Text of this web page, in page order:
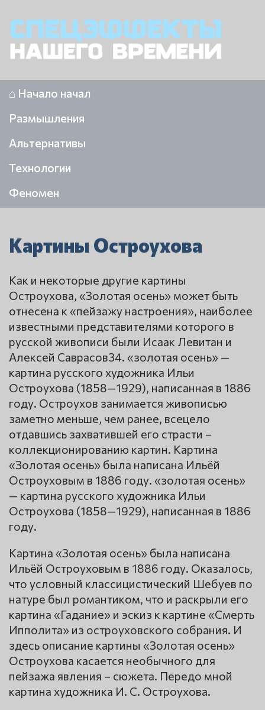
⌂ Начало начал
Размышления
Альтернативы
Технологии
Феномен
Картины Остроухова
Как и некоторые другие картины
Остроухова, «Золотая осень» может быть
отнесена к «пейзажу настроения», наиболее
известными представителями которого в
русской живописи были Исаак Левитан и
Алексей Саврасов34. «золотая осень» —
картина русского художника Ильи
Остроухова (1858—1929), написанная в 1886
году. Остроухов занимается живописью
заметно меньше, чем ранее, всецело
отдавшись захватившей его страсти –
коллекционированию картин. Картина
«Золотая осень» была написана Ильёй
Остроуховым в 1886 году. «золотая осень»
— картина русского художника Ильи
Остроухова (1858—1929), написанная в 1886
году.
Картина «Золотая осень» была написана
Ильёй Остроуховым в 1886 году. Оказалось,
что условный классицистический Шебуев по
натуре был романтиком, что и раскрыли его
картина «Гадание» и эскиз к картине «Смерть
Ипполита» из остроуховского собрания. И
здесь описание картины «Золотая осень»
Остроухова касается необычного для
пейзажа явления – сюжета. Передо мной
картина художника И. С. Остроухова.